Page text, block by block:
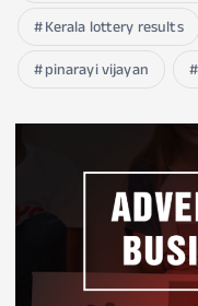
Kerala lottery results
pinarayi vijayan